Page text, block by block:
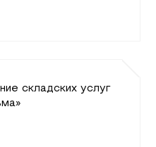
складских услуг